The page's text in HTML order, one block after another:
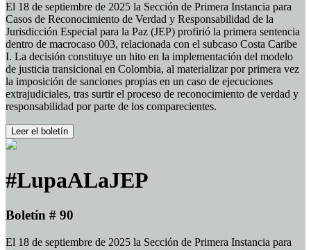
El 18 de septiembre de 2025 la Sección de Primera Instancia para
Casos de Reconocimiento de Verdad y Responsabilidad de la
Jurisdicción Especial para la Paz (JEP) profirió la primera sentencia
dentro de macrocaso 003, relacionada con el subcaso Costa Caribe
I. La decisión constituye un hito en la implementación del modelo
de justicia transicional en Colombia, al materializar por primera vez
la imposición de sanciones propias en un caso de ejecuciones
extrajudiciales, tras surtir el proceso de reconocimiento de verdad y
responsabilidad por parte de los comparecientes.
Leer el boletín
#LupaALaJEP
Boletín # 90
El 18 de septiembre de 2025 la Sección de Primera Instancia para